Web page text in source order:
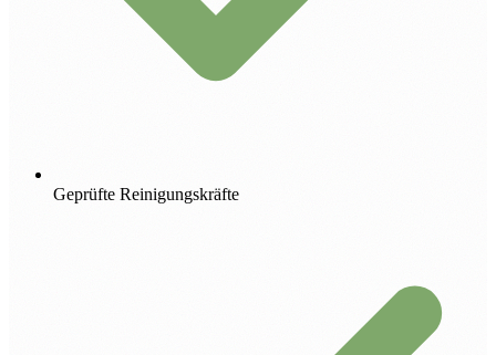
Geprüfte Reinigungskräfte